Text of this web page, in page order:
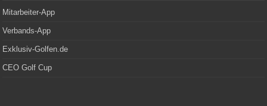
Mitarbeiter-App
Verbands-App
Exklusiv-Golfen.de
CEO Golf Cup